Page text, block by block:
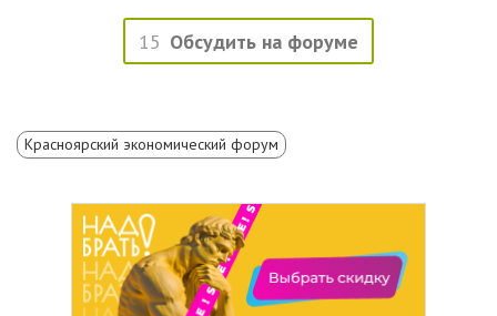
15 Обсудить на форуме
Красноярский экономический форум